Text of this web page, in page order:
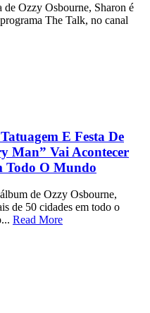
de Ozzy Osbourne, Sharon é
The Talk, no canal
E Festa De
Man” Vai Acontecer
Todo O Mundo
de Ozzy Osbourne,
de 50 cidades em todo o
Read More